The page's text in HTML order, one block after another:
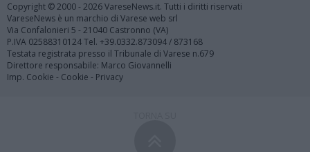
Copyright © 2000 - 2026 VareseNews.it. Tutti i diritti riservati
VareseNews è un marchio di Varese web srl
Via Confalonieri 5 - 21040 Castronno (VA)
P.IVA 02588310124 Tel. +39.0332.873094 / 873168
Testata registrata presso il Tribunale di Varese n.679
Direttore responsabile: Marco Giovannelli
Imp. Cookie - Cookie - Privacy